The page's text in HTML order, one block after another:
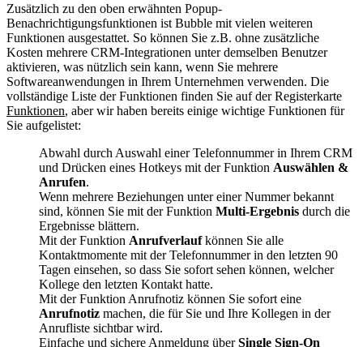
Zusätzlich zu den oben erwähnten Popup-
Benachrichtigungsfunktionen ist Bubble mit vielen weiteren
Funktionen ausgestattet. So können Sie z.B. ohne zusätzliche
Kosten mehrere CRM-Integrationen unter demselben Benutzer
aktivieren, was nützlich sein kann, wenn Sie mehrere
Softwareanwendungen in Ihrem Unternehmen verwenden. Die
vollständige Liste der Funktionen finden Sie auf der Registerkarte
Funktionen, aber wir haben bereits einige wichtige Funktionen für
Sie aufgelistet:
Abwahl durch Auswahl einer Telefonnummer in Ihrem CRM
und Drücken eines Hotkeys mit der Funktion Auswählen &
Anrufen.
Wenn mehrere Beziehungen unter einer Nummer bekannt
sind, können Sie mit der Funktion Multi-Ergebnis durch die
Ergebnisse blättern.
Mit der Funktion Anrufverlaufkönnen Sie alle
Kontaktmomente mit der Telefonnummer in den letzten 90
Tagen einsehen, so dass Sie sofort sehen können, welcher
Kollege den letzten Kontakt hatte.
Mit der Funktion Anrufnotiz können Sie sofort eine
Anrufnotiz machen, die für Sie und Ihre Kollegen in der
Anrufliste sichtbar wird.
Einfache und sichere Anmeldung überSingle Sign-On